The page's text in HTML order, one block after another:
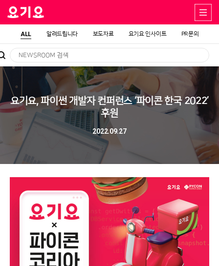
ALL 알려드립니다 보도자료 요기요 인사이트 PR문의
요기요, 파이썬 개발자 컨퍼런스 ‘파이콘 한국 2022’
후원
2022.09.27